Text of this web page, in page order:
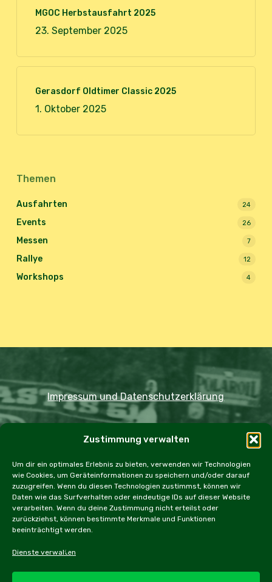
Zustimmung verwalten
Um dir ein optimales Erlebnis zu bieten, verwenden wir Technologien
wie Cookies, um Geräteinformationen zu speichern und/oder darauf
zuzugreifen. Wenn du diesen Technologien zustimmst, können wir
Daten wie das Surfverhalten oder eindeutige IDs auf dieser Website
verarbeiten. Wenn du deine Zustimmung nicht erteilst oder
zurückziehst, können bestimmte Merkmale und Funktionen
beeinträchtigt werden.
Dienste verwalten
MGOC Herbstausfahrt 2025
23. September 2025
Gerasdorf Oldtimer Classic 2025
1. Oktober 2025
Themen
Ausfahrten 24
Events 26
Messen 7
Rallye 12
Workshops 4
Impressum und Datenschutzerklärung
Home Ausfahrten Rallye
Events
Messen
Workshops Cookie Policy (EU)
facebook